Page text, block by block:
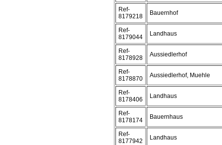
Ref-
8179218
Bauernhof
Ref-
8179044
Landhaus
Ref-
8178928
Aussiedlerhof
Ref-
8178870
Aussiedlerhof, Muehle
Ref-
8178406
Landhaus
Ref-
8178174
Bauernhaus
Ref-
8177942
Landhaus